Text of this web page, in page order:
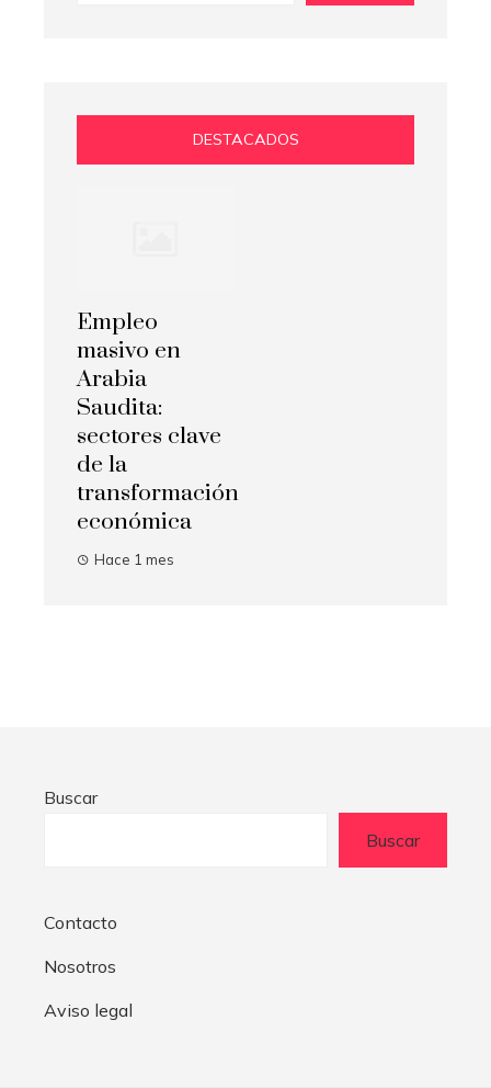
DESTACADOS
Empleo
masivo en
Arabia
Saudita:
sectores clave
de la
transformación
económica
Hace 1 mes
Buscar
Buscar
Contacto
Nosotros
Aviso legal